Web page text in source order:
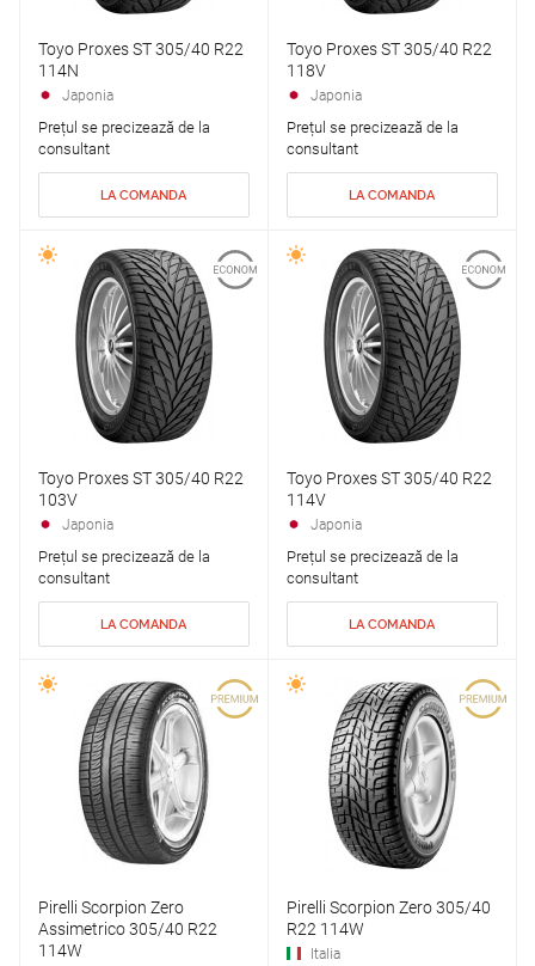
Toyo Proxes ST 305/40 R22
114N
Japonia
Prețul se precizează de la
consultant
LA COMANDA
Toyo Proxes ST 305/40 R22
118V
Japonia
Prețul se precizează de la
consultant
LA COMANDA
Toyo Proxes ST 305/40 R22
103V
Japonia
Prețul se precizează de la
consultant
LA COMANDA
Toyo Proxes ST 305/40 R22
114V
Japonia
Prețul se precizează de la
consultant
LA COMANDA
Pirelli Scorpion Zero
Assimetrico 305/40 R22
114W
Pirelli Scorpion Zero 305/40
R22 114W
Italia